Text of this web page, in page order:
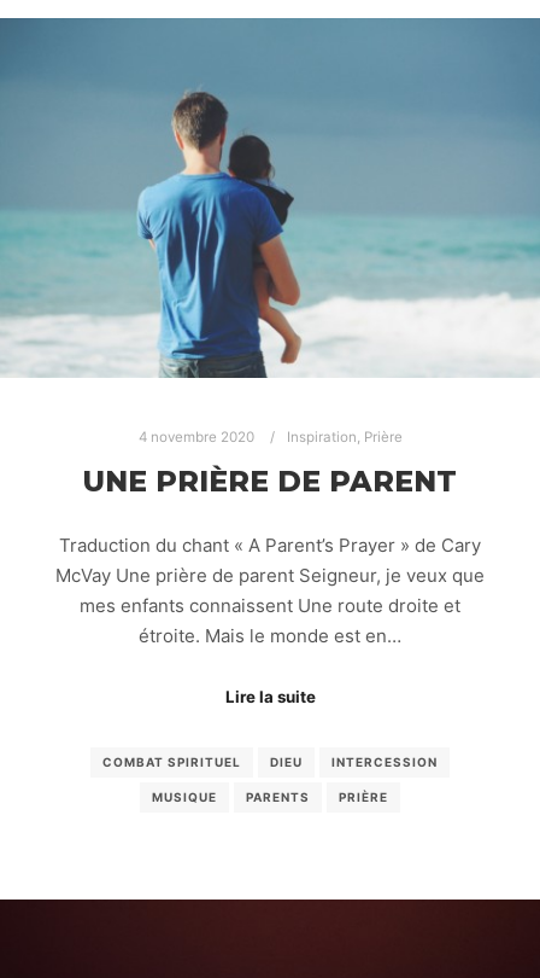
4 novembre 2020 Inspiration, Prière
UNE PRIÈRE DE PARENT
Traduction du chant « A Parent’s Prayer » de Cary
McVay Une prière de parent Seigneur, je veux que
mes enfants connaissent Une route droite et
étroite. Mais le monde est en…
Lire la suite
COMBAT SPIRITUEL DIEU INTERCESSION
MUSIQUE PARENTS PRIÈRE